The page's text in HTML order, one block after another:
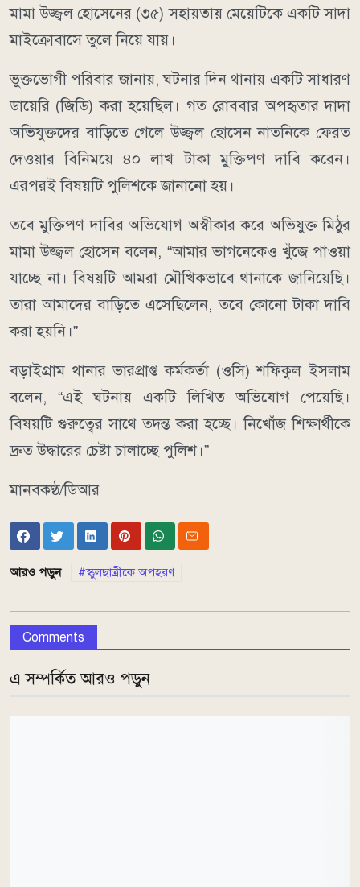
মামা উজ্জ্বল হোসেনের (৩৫) সহায়তায় মেয়েটিকে একটি সাদা
মাইক্রোবাসে তুলে নিয়ে যায়।
ভুক্তভোগী পরিবার জানায়, ঘটনার দিন থানায় একটি সাধারণ
ডায়েরি (জিডি) করা হয়েছিল। গত রোববার অপহৃতার দাদা
অভিযুক্তদের বাড়িতে গেলে উজ্জ্বল হোসেন নাতনিকে ফেরত
দেওয়ার বিনিময়ে ৪০ লাখ টাকা মুক্তিপণ দাবি করেন।
এরপরই বিষয়টি পুলিশকে জানানো হয়।
তবে মুক্তিপণ দাবির অভিযোগ অস্বীকার করে অভিযুক্ত মিঠুর
মামা উজ্জ্বল হোসেন বলেন, “আমার ভাগনেকেও খুঁজে পাওয়া
যাচ্ছে না। বিষয়টি আমরা মৌখিকভাবে থানাকে জানিয়েছি।
তারা আমাদের বাড়িতে এসেছিলেন, তবে কোনো টাকা দাবি
করা হয়নি।”
বড়াইগ্রাম থানার ভারপ্রাপ্ত কর্মকর্তা (ওসি) শফিকুল ইসলাম
বলেন, “এই ঘটনায় একটি লিখিত অভিযোগ পেয়েছি।
বিষয়টি গুরুত্বের সাথে তদন্ত করা হচ্ছে। নিখোঁজ শিক্ষার্থীকে
দ্রুত উদ্ধারের চেষ্টা চালাচ্ছে পুলিশ।”
মানবকণ্ঠ/ডিআর
আরও পড়ুন স্কুলছাত্রীকে অপহরণ
Comments
এ সম্পর্কিত আরও পড়ুন